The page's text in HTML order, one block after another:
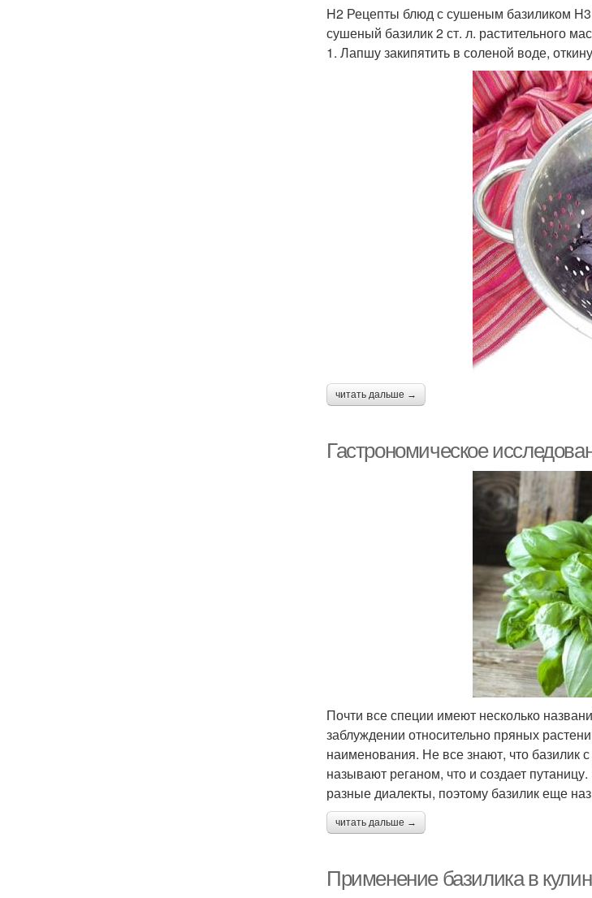
H2 Рецепты блюд с сушеным базиликом
сушеный базилик 2 ст. л. растительного
1. Лапшу закипятить в соленой воде,
читать дальше →
Гастрономическое
Почти все специи имеют несколько
заблуждении относительно пряных
наименования. Не все знают, что базилик
называют реганом, что и создает
разные диалекты, поэтому базилик еще
читать дальше →
Применение базилика в